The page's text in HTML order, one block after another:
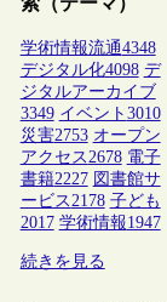
学術情報流通4348
デジタル化4098 デ
ジタルアーカイブ
3349 イベント 3010
災害2753 オープン
アクセス 2678 電子
書籍2227 図書館サ
ービス 2178 子ども
2017 学術情報1947
続きを見る